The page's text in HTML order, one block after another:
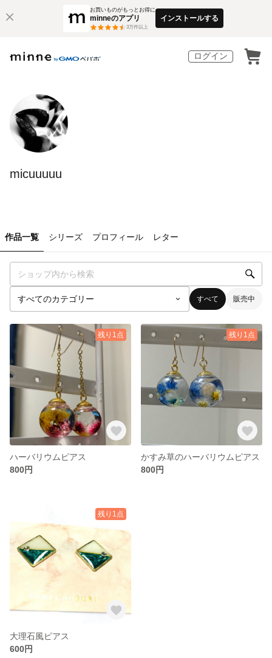
お買いものがもっとお得に
minneのアプリ
3万件以上
インストールする
ログイン
micuuuuu
作品一覧 シリーズ プロフィール レター
すべて 販売中
残り1点
ハーバリウムピアス
800円
残り1点
かすみ草のハーバリウムピアス
800円
残り1点
大理石風ピアス
600円